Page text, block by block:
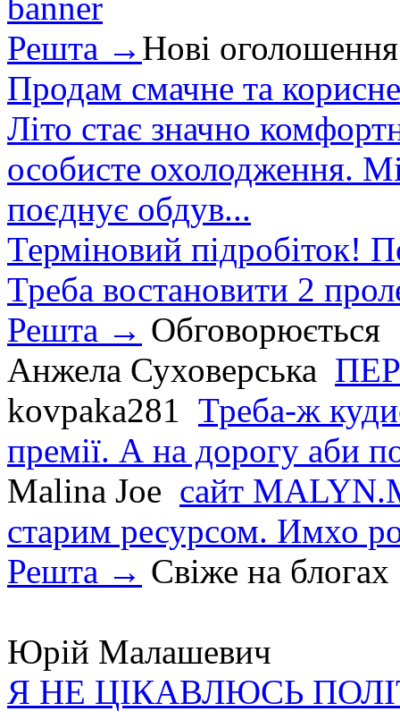
Решта → Нові оголошення
Продам смачне та
Літо стає значно
особисте охолодження.
поєднує обдув...
Терміновий підробіток!
Треба востановити 2
Решта → Обговорюється
Анжела Суховерська
kovpaka281 Треба-ж
премії. А на дорогу аби
Malina Joe сайт
старим ресурсом. Имхо
Решта → Свіже на блогах
Юрій Малашевич
Я НЕ ЦІКАВЛЮСЬ